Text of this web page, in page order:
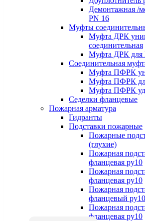
Демонтажная /
PN 16
Муфты
Муфта ДРК
соединительная
Муфта ДРК для
Соединительная
Муфта ПФРК
Муфта ПФРК
Муфта ПФРК
Седелки фланцевые
Пожарная арматура
Гидранты
Подставки пожарные
Пожарные
(глухие)
Пожарная
фланцевая ру10
Пожарная
фланцевая ру10
Пожарная
фланцевый ру10
Пожарная
фланцевая ру10